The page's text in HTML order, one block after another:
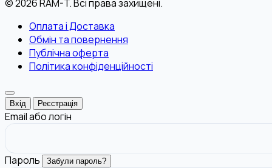
© 2026 RAM-T. Всі права захищені.
Оплата і Доставка
Обмін та повернення
Публічна оферта
Політика конфіденційності
Вхід Реєстрація
Email або логін
Пароль Забули пароль?